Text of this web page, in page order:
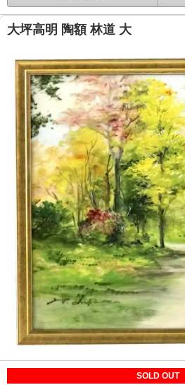
大坪高明 陶額 林道 大
SOLD OUT